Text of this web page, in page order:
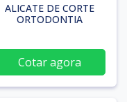
ALICATE DE CORTE
ORTODONTIA
Cotar agora